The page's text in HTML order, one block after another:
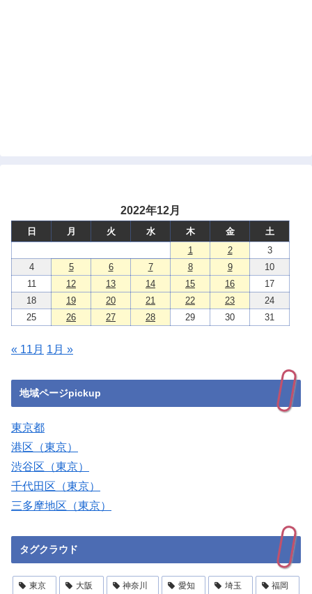
2022年12月
日 月 火 水 木 金
土
1
2
3
4
5 6 7 8 9
10
11
12 13 14 15 16
17
18
19 20 21 22 23
24
25
26 27 28 29 30 31
« 11月 1月 »
地域ページpickup
東京都
港区（東京）
渋谷区（東京）
千代田区（東京）
三多摩地区（東京）
タグクラウド
東京 大阪 神奈川 愛知 埼玉 福岡